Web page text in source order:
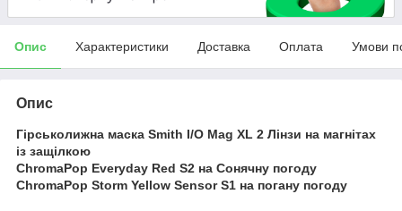
Опис Характеристики Доставка Оплата Умови
Опис
Гірськолижна маска Smith I/O Mag XL 2 Лінзи на магнітах
із защілкою
ChromaPop Everyday Red S2 на Сонячну погоду
ChromaPop Storm Yellow Sensor S1 на погану погоду